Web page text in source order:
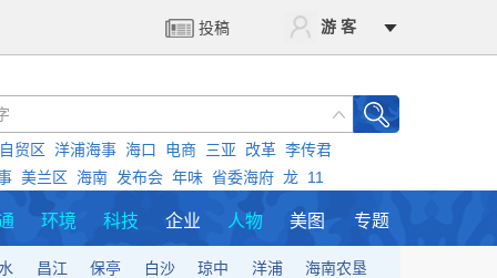
投稿 游 客
自贸区 洋浦海事 海口 电商 三亚 改革 李传君
美兰区 海南 发布会 年味 省委海府 龙 11
环境 科技 企业 人物 美图 专题
昌江 保亭 白沙 琼中 洋浦 海南农垦